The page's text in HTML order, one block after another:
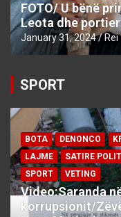
FOTO/ U bënë
Leota dhe
January 31, 2024 Rei
SPORT
BOTA DENONCO
LAJME
SATIRE
SPORT
VETING
Video:Saranda
korrupsionit/